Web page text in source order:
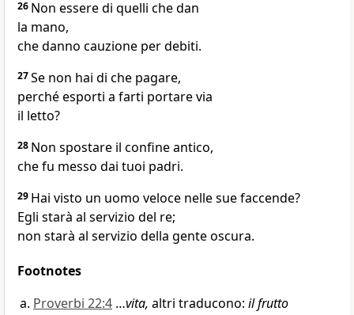
26 Non essere di quelli che dan
la mano,
che danno cauzione per debiti.
27Se non hai di che pagare,
perché esporti a farti portare via
il letto?
28 Non spostare il confine antico,
che fu messo dai tuoi padri.
29 Hai visto un uomo veloce nelle sue faccende?
Egli starà al servizio del re;
non starà al servizio della gente oscura.
Footnotes
Proverbi 22:4 …vita, altri traducono: il frutto